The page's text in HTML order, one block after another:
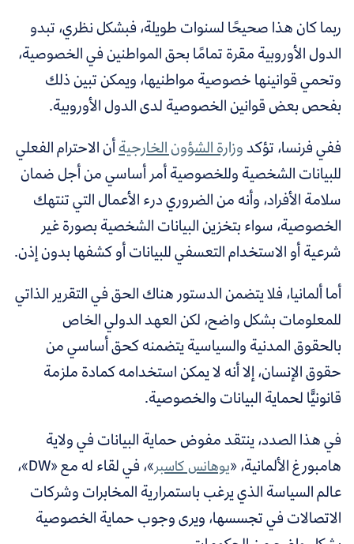
ربما كان هذا صحيحًا لسنوات طويلة، فبشكل نظري، تبدو
الدولالأوروبيةمقرة تمامًا بحق المواطنين في الخصوصية،
وتحمي قوانينها خصوصية مواطنيها، ويمكن تبين ذلك
بفحص بعض قوانين الخصوصية لدى الدول الأوروبية.
ففي فرنسا، تؤكدوزارة الشؤون الخارجيةأن الاحترام الفعلي
للبيانات الشخصية وللخصوصية أمر أساسي من أجل ضمان
سلامة الأفراد، وأنه من الضروري درء الأعمال التي تنتهك
الخصوصية، سواء بتخزين البيانات الشخصية بصورة غير
شرعية أو الاستخدام التعسفي للبيانات أو كشفها بدون إذن.
أما ألمانيا، فلا يتضمن الدستور هناك الحق في التقرير الذاتي
للمعلومات بشكل واضح، لكن العهد الدولي الخاص
بالحقوق المدنية والسياسية يتضمنه كحق أساسي من
حقوق الإنسان، إلا أنه لا يمكن استخدامه كمادة ملزمة
قانونيًّا لحماية البيانات والخصوصية.
في هذا الصدد، ينتقد مفوض حماية البيانات في ولاية
هامبورغ الألمانية، «يوهانس كاسبر
»، في لقاء له مع «DW»،
عالم السياسة الذي يرغب باستمرارية المخابرات وشركات
الاتصالات في تجسسها، ويرى وجوب حماية الخصوصية